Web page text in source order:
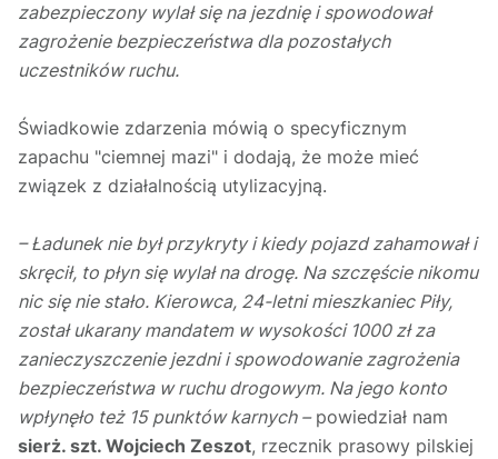
zabezpieczony wylał się na jezdnię i spowodował
zagrożenie bezpieczeństwa dla pozostałych
uczestników ruchu.
Świadkowie zdarzenia mówią o specyficznym
zapachu "ciemnej mazi" i dodają, że może mieć
związek z działalnością utylizacyjną.
– Ładunek nie był przykryty i kiedy pojazd zahamował i
skręcił, to płyn się wylał na drogę. Na szczęście nikomu
nic się nie stało. Kierowca, 24-letni mieszkaniec Piły,
został ukarany mandatem w wysokości 1000 zł za
zanieczyszczenie jezdni i spowodowanie zagrożenia
bezpieczeństwa w ruchu drogowym. Na jego konto
wpłynęło też 15 punktów karnych –powiedział nam
sierż. szt. Wojciech Zeszot, rzecznik prasowy pilskiej